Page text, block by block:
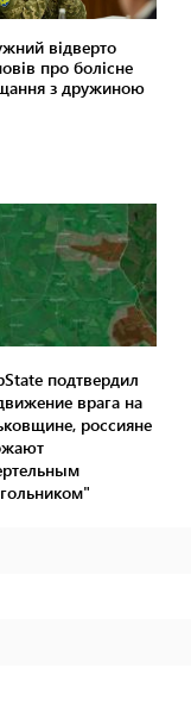
подтвердил
врага на
россияне